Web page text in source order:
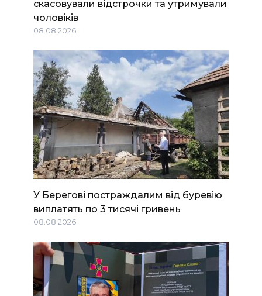
скасовували відстрочки та утримували
чоловіків
08.08.2026
У Берегові постраждалим від буревію
виплатять по 3 тисячі гривень
08.08.2026